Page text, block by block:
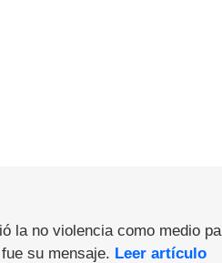
la no violencia como medio
su mensaje. Leer artículo